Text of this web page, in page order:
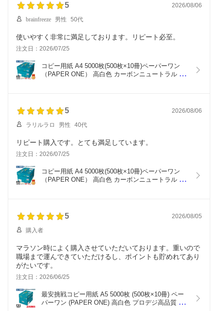
5 2026/08/06
brainfreeze 男性 50代
使いやすく非常に満足しております。リピート必至。
注文日：2026/07/25
コピー用紙 A4 5000枚(500枚×10冊)ペーパーワン
（PAPER ONE） 高白色 カーボンニュートラル プ
除く）』5 2026/08/06
ラリルラロ 男性 40代
リピート購入です。とても満足しています。
注文日：2026/07/25
コピー用紙 A4 5000枚(500枚×10冊)ペーパーワン
（PAPER ONE） 高白色 カーボンニュートラル プ
除く）』5 2026/08/05
購入者
マラソン時によく購入させていただいております。重いので
職場まで運んできていただけるし、ポイントも貯めれてあり
がたいです。
注文日：2026/06/25
最安挑戦コピー用紙 A5 5000枚 (500枚×10冊) ペー
パーワン (PAPER ONE) 高白色 プロデジ高品質 保